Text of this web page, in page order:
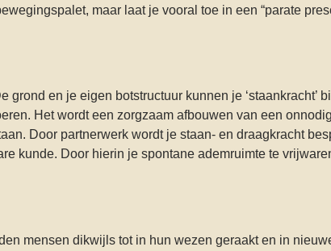
maar laat je vooral toe in een “parate
grond en je eigen botstructuur kunnen je ‘staankracht’
Het wordt een zorgzaam afbouwen van een
Door partnerwerk wordt je staan- en draagkracht
kunde. Door hierin je spontane ademruimte te
mensen dikwijls tot in hun wezen geraakt en in